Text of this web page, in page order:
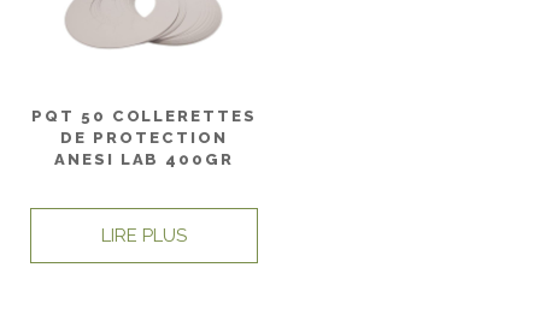
PQT 50 COLLERETTES
DE PROTECTION
ANESI LAB 400GR
LIRE PLUS